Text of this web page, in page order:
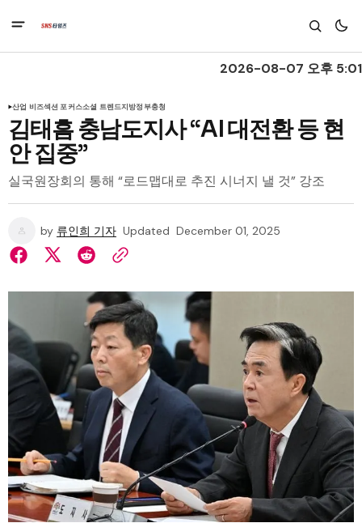
2026-08-07 오후 5:01
산업 비즈섹션 포커스소셜 트렌드지방정부충청
김태흠 충남도지사 “AI 대전환 등 현
안 집중”
실국원장회의 통해 “로드맵대로 추진 시너지 낼 것” 강조
by 류인희 기자 Updated December 01, 2025